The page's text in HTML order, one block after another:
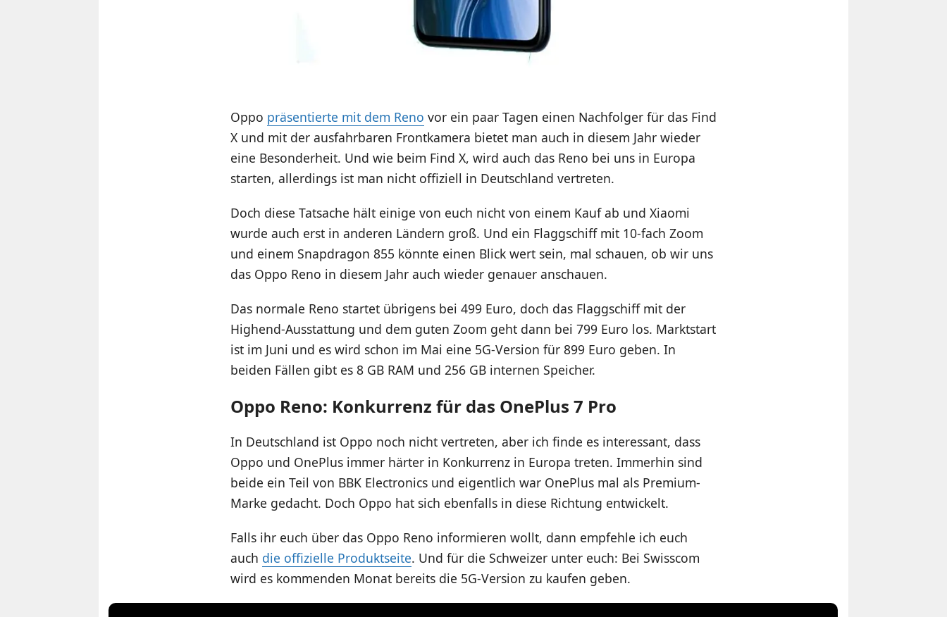
Oppo präsentierte mit dem Reno vor ein paar Tagen einen Nachfolger für das Find
X und mit der ausfahrbaren Frontkamera bietet man auch in diesem Jahr wieder
eine Besonderheit. Und wie beim Find X, wird auch das Reno bei uns in Europa
starten, allerdings ist man nicht offiziell in Deutschland vertreten.
Doch diese Tatsache hält einige von euch nicht von einem Kauf ab und Xiaomi
wurde auch erst in anderen Ländern groß. Und ein Flaggschiff mit 10-fach Zoom
und einem Snapdragon 855 könnte einen Blick wert sein, mal schauen, ob wir uns
das Oppo Reno in diesem Jahr auch wieder genauer anschauen.
Das normale Reno startet übrigens bei 499 Euro, doch das Flaggschiff mit der
Highend-Ausstattung und dem guten Zoom geht dann bei 799 Euro los. Marktstart
ist im Juni und es wird schon im Mai eine 5G-Version für 899 Euro geben. In
beiden Fällen gibt es 8 GB RAM und 256 GB internen Speicher.
Oppo Reno: Konkurrenz für das OnePlus 7 Pro
In Deutschland ist Oppo noch nicht vertreten, aber ich finde es interessant, dass
Oppo und OnePlus immer härter in Konkurrenz in Europa treten. Immerhin sind
beide ein Teil von BBK Electronics und eigentlich war OnePlus mal als Premium-
Marke gedacht. Doch Oppo hat sich ebenfalls in diese Richtung entwickelt.
Falls ihr euch über das Oppo Reno informieren wollt, dann empfehle ich euch
auch die offizielle Produktseite. Und für die Schweizer unter euch: Bei Swisscom
wird es kommenden Monat bereits die 5G-Version zu kaufen geben.